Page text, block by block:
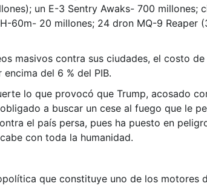
un E-3 Sentry Awaks- 700 millones;
60m- 20 millones; 24 dron MQ-9 Reaper
masivos contra sus ciudades, el costo
del 6 % del PIB.
lo que provocó que Trump, acosado
a buscar un cese al fuego que le
el país persa, pues ha puesto en
con toda la humanidad.
que constituye uno de los motores